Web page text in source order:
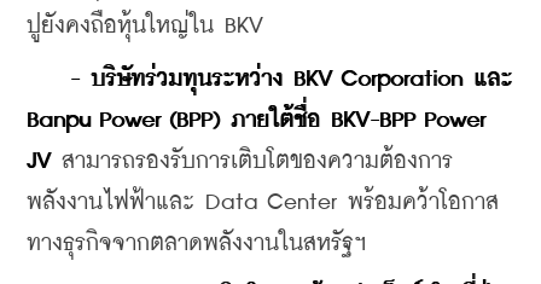
ปูยังคงถือหุ้นใหญ่ใน BKV
- บริษัทร่วมทุนระหว่าง BKV Corporation และ
Banpu Power (BPP) ภายใต้ชื่อ BKV-BPP Power
JV สามารถรองรับการเติบโตของความต้องการ
พลังงานไฟฟ้าและ Data Center พร้อมคว้าโอกาส
ทางธุรกิจจากตลาดพลังงานในสหรัฐฯ